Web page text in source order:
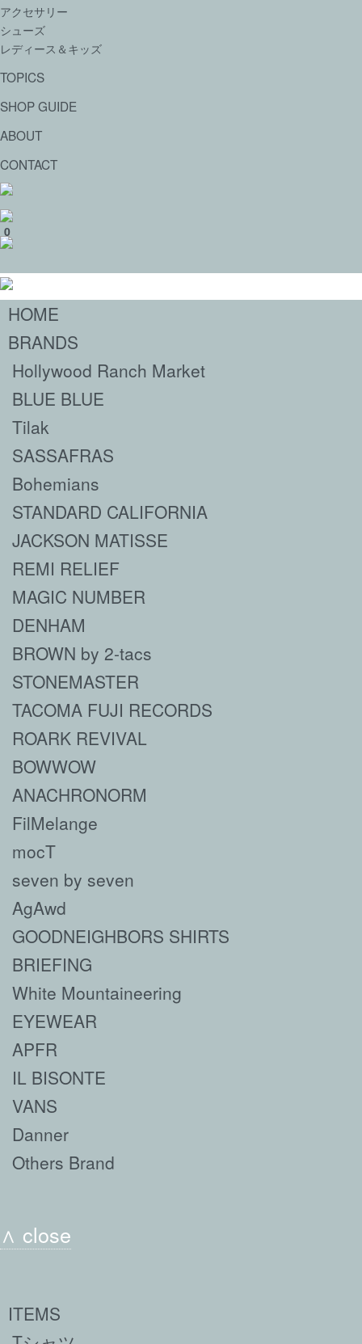
アクセサリー
シューズ
レディース＆キッズ
TOPICS
SHOP GUIDE
ABOUT
CONTACT
0
HOME
BRANDS
Hollywood Ranch Market
BLUE BLUE
Tilak
SASSAFRAS
Bohemians
STANDARD CALIFORNIA
JACKSON MATISSE
REMI RELIEF
MAGIC NUMBER
DENHAM
BROWN by 2-tacs
STONEMASTER
TACOMA FUJI RECORDS
ROARK REVIVAL
BOWWOW
ANACHRONORM
FilMelange
mocT
seven by seven
AgAwd
GOODNEIGHBORS SHIRTS
BRIEFING
White Mountaineering
EYEWEAR
APFR
IL BISONTE
VANS
Danner
Others Brand
∧ close
ITEMS